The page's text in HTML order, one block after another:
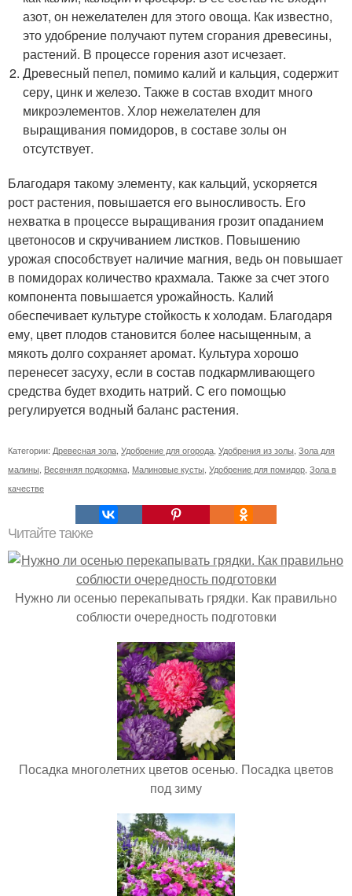
азот, он нежелателен для этого овоща. Как известно,
это удобрение получают путем сгорания древесины,
растений. В процессе горения азот исчезает.
Древесный пепел, помимо калий и кальция, содержит
серу, цинк и железо. Также в состав входит много
микроэлементов. Хлор нежелателен для
выращивания помидоров, в составе золы он
отсутствует.
Благодаря такому элементу, как кальций, ускоряется
рост растения, повышается его выносливость. Его
нехватка в процессе выращивания грозит опаданием
цветоносов и скручиванием листков. Повышению
урожая способствует наличие магния, ведь он повышает
в помидорах количество крахмала. Также за счет этого
компонента повышается урожайность. Калий
обеспечивает культуре стойкость к холодам. Благодаря
ему, цвет плодов становится более насыщенным, а
мякоть долго сохраняет аромат. Культура хорошо
перенесет засуху, если в состав подкармливающего
средства будет входить натрий. С его помощью
регулируется водный баланс растения.
Категории: Древесная зола Удобрение для огорода Удобрения из золы Зола для
малины Весенняя подкормка Малиновые кусты Удобрение для помидор Зола в
качестве
Читайте также
Нужно ли осенью перекапывать грядки. Как правильно
соблюсти очередность подготовки
Посадка многолетних цветов осенью. Посадка цветов
под зиму